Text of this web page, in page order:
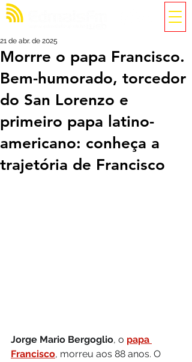
Morrre o papa Francisco.
Bem-humorado, torcedor
do San Lorenzo e
primeiro papa latino-
americano: conheça a
trajetória de Francisco
21 de abr. de 2025
Jorge Mario Bergoglio, o papa
Francisco, morreu aos 88 anos. O